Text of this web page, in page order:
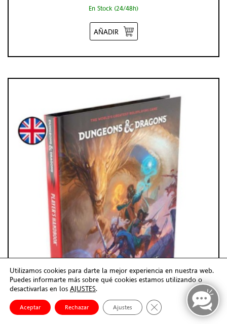
En Stock (24/48h)
AÑADIR
Utilizamos cookies para darte la mejor experiencia en nuestra web.
Puedes informarte más sobre qué cookies estamos utilizando o
desactivarlas en los AJUSTES.
Aceptar Rechazar Ajustes Cerrar el banner de